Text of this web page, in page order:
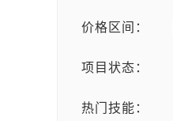
价格区间：
项目状态：
热门技能：